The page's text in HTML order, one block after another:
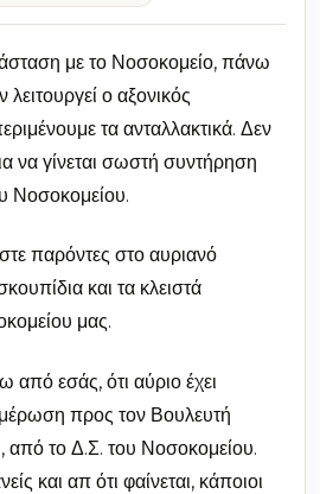
με το Νοσοκομείο, πάνω
ο αξονικός
τα ανταλλακτικά. Δεν
να γίνεται σωστή συντήρηση
Νοσοκομείου.
παρόντες στο αυριανό
και τα κλειστά
μας.
εσάς, ότι αύριο έχει
προς τον Βουλευτή
από το Δ.Σ. του Νοσοκομείου.
και απ ότι φαίνεται, κάποιοι